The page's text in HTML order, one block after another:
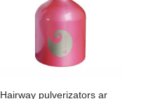
Hairway pulverizators ar